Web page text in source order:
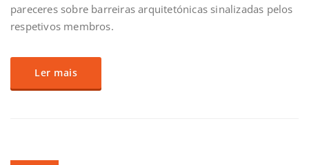
pareceres sobre barreiras arquitetónicas sinalizadas pelos
respetivos membros.
Ler mais